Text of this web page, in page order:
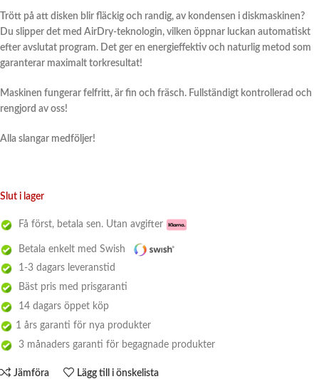
Trött på att disken blir fläckig och randig, av kondensen i diskmaskinen?
Du slipper det med AirDry-teknologin, vilken öppnar luckan automatiskt
efter avslutat program. Det ger en energieffektiv och naturlig metod som
garanterar maximalt torkresultat!
Maskinen fungerar felfritt, är fin och fräsch. Fullständigt kontrollerad och
rengjord av oss!
Alla slangar medföljer!
Slut i lager
Få först, betala sen. Utan avgifter
Betala enkelt med Swish
1-3 dagars leveranstid
Bäst pris med prisgaranti
14 dagars öppet köp
1 års garanti för nya produkter
3 månaders garanti för begagnade produkter
Jämföra Lägg till i önskelista